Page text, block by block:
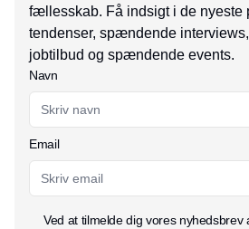
fællesskab. Få indsigt i de nyeste
tendenser, spændende
jobtilbud og spændende events.
Navn
Email
Ved at tilmelde dig vores nyhedsbrev